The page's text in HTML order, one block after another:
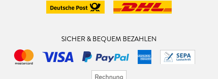
SICHER & BEQUEM BEZAHLEN